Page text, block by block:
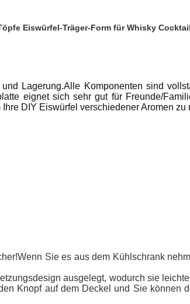
Eiswürfel-Träger-Form für Whisky
Lagerung.Alle Komponenten sind
eignet sich sehr gut für Freunde/
DIY Eiswürfel verschiedener Aromen zu
Sie es aus dem Kühlschrank
ausgelegt, wodurch sie
Knopf auf dem Deckel und Sie können